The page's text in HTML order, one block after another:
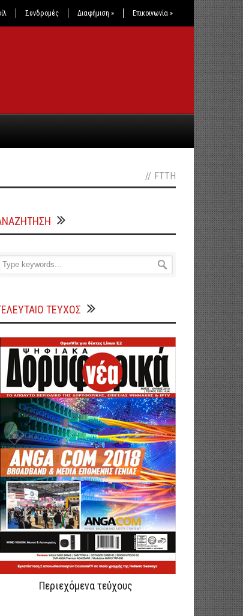
Συνδρομές Διαφήμιση » Επικοινωνία »
// FTTH
ΤΕΥΧΟΣ
Περιεχόμενα τεύχους